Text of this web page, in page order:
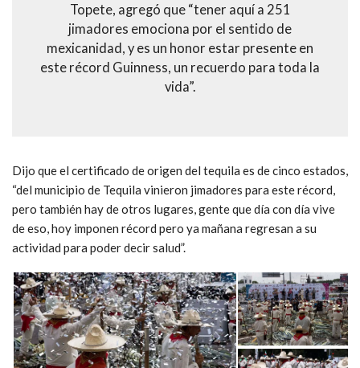
Topete, agregó que “tener aquí a 251
jimadores emociona por el sentido de
mexicanidad, y es un honor estar presente en
este récord Guinness, un recuerdo para toda la
vida”.
Dijo que el certificado de origen del tequila es de cinco estados,
“del municipio de Tequila vinieron jimadores para este récord,
pero también hay de otros lugares, gente que día con día vive
de eso, hoy imponen récord pero ya mañana regresan a su
actividad para poder decir salud”.